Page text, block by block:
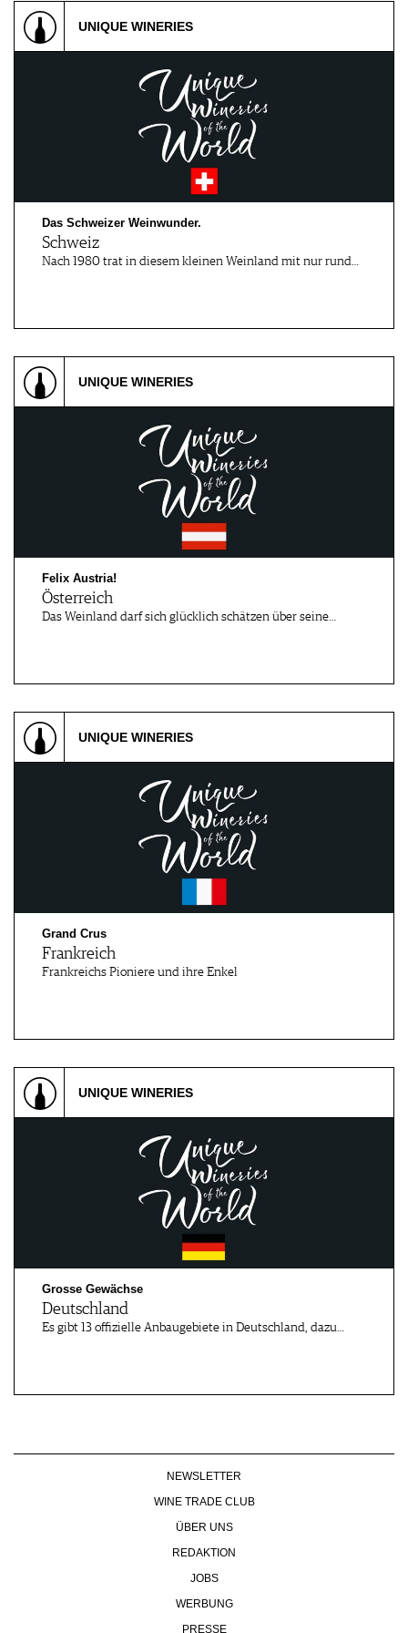
WERBUNG
PRESSE
UNIQUE WINERIES
Das Schweizer Weinwunder.
Schweiz
Nach 1980 trat in diesem kleinen Weinland mit nur rund…
UNIQUE WINERIES
Felix Austria!
Österreich
Das Weinland darf sich glücklich schätzen über seine…
UNIQUE WINERIES
Grand Crus
Frankreich
Frankreichs Pioniere und ihre Enkel
UNIQUE WINERIES
Grosse Gewächse
Deutschland
Es gibt 13 offizielle Anbaugebiete in Deutschland, dazu…
NEWSLETTER
WINE TRADE CLUB
ÜBER UNS
REDAKTION
JOBS
WERBUNG
PRESSE